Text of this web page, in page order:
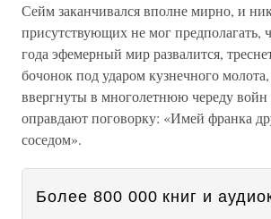
Сейм заканчивался вполне мирно, и
присутствующих не мог предполагать,
года эфемерный мир развалится,
бочонок под ударом кузнечного
ввергнуты в многолетнюю череду
оправдают поговорку: «Имей франка
соседом».
Более 800 000 книг и